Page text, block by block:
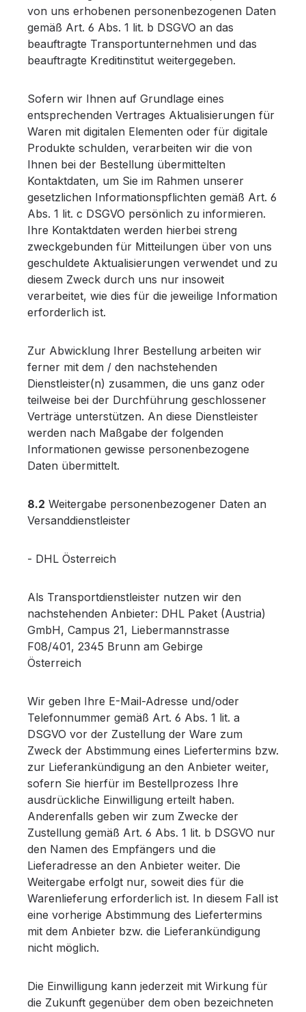
von uns erhobenen personenbezogenen Daten
gemäß Art. 6 Abs. 1 lit. b DSGVO an das
beauftragte Transportunternehmen und das
beauftragte Kreditinstitut weitergegeben.
Sofern wir Ihnen auf Grundlage eines
entsprechenden Vertrages Aktualisierungen für
Waren mit digitalen Elementen oder für digitale
Produkte schulden, verarbeiten wir die von
Ihnen bei der Bestellung übermittelten
Kontaktdaten, um Sie im Rahmen unserer
gesetzlichen Informationspflichten gemäß Art. 6
Abs. 1 lit. c DSGVO persönlich zu informieren.
Ihre Kontaktdaten werden hierbei streng
zweckgebunden für Mitteilungen über von uns
geschuldete Aktualisierungen verwendet und zu
diesem Zweck durch uns nur insoweit
verarbeitet, wie dies für die jeweilige Information
erforderlich ist.
Zur Abwicklung Ihrer Bestellung arbeiten wir
ferner mit dem / den nachstehenden
Dienstleister(n) zusammen, die uns ganz oder
teilweise bei der Durchführung geschlossener
Verträge unterstützen. An diese Dienstleister
werden nach Maßgabe der folgenden
Informationen gewisse personenbezogene
Daten übermittelt.
8.2 Weitergabe personenbezogener Daten an
Versanddienstleister
- DHL Österreich
Als Transportdienstleister nutzen wir den
nachstehenden Anbieter: DHL Paket (Austria)
GmbH, Campus 21, Liebermannstrasse
F08/401, 2345 Brunn am Gebirge
Österreich
Wir geben Ihre E-Mail-Adresse und/oder
Telefonnummer gemäß Art. 6 Abs. 1 lit. a
DSGVO vor der Zustellung der Ware zum
Zweck der Abstimmung eines Liefertermins bzw.
zur Lieferankündigung an den Anbieter weiter,
sofern Sie hierfür im Bestellprozess Ihre
ausdrückliche Einwilligung erteilt haben.
Anderenfalls geben wir zum Zwecke der
Zustellung gemäß Art. 6 Abs. 1 lit. b DSGVO nur
den Namen des Empfängers und die
Lieferadresse an den Anbieter weiter. Die
Weitergabe erfolgt nur, soweit dies für die
Warenlieferung erforderlich ist. In diesem Fall ist
eine vorherige Abstimmung des Liefertermins
mit dem Anbieter bzw. die Lieferankündigung
nicht möglich.
Die Einwilligung kann jederzeit mit Wirkung für
die Zukunft gegenüber dem oben bezeichneten